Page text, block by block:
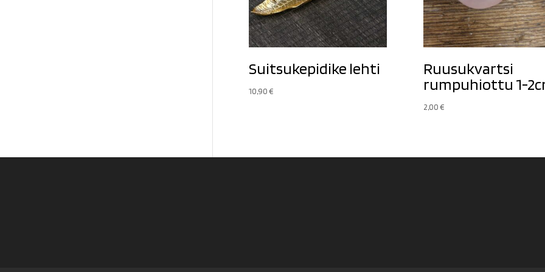
Suitsukepidike lehti
10,90€
Ruusukvartsi
rumpuhiottu 1-
2,00€